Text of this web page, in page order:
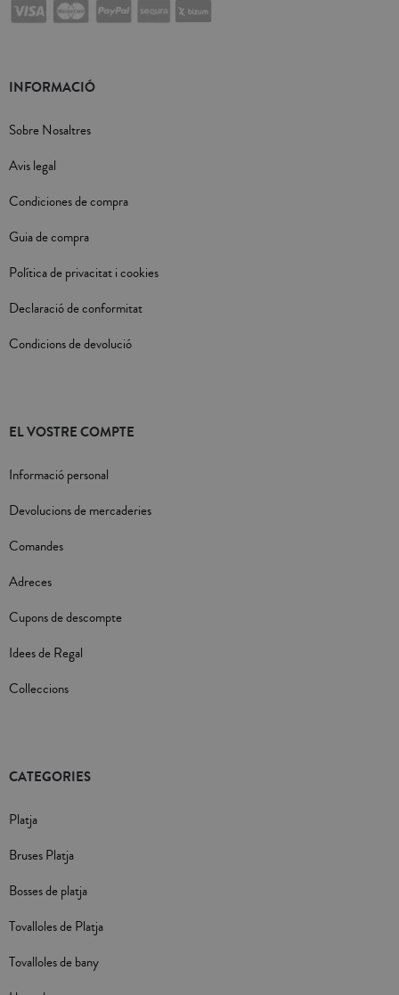
INFORMACIÓ
Sobre Nosaltres
Avis legal
Condiciones de compra
Guia de compra
Política de privacitat i cookies
Declaració de conformitat
Condicions de devolució
EL VOSTRE COMPTE
Informació personal
Devolucions de mercaderies
Comandes
Adreces
Cupons de descompte
Idees de Regal
Colleccions
CATEGORIES
Platja
Bruses Platja
Bosses de platja
Tovalloles de Platja
Tovalloles de bany